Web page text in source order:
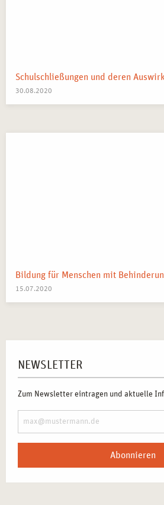
30.08.2020
Bildung für Menschen mit
15.07.2020
NEWSLETTER
Zum Newsletter eintragen und aktuelle
Abonnieren